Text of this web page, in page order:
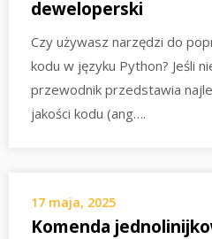
deweloperski
Czy używasz narzędzi do
kodu w języku Python? Jeśli
przewodnik przedstawia
jakości kodu (ang….
17 maja, 2025
Komenda